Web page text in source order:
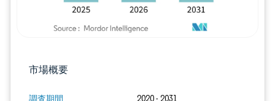
市場概要
調査期間 2020 - 2031